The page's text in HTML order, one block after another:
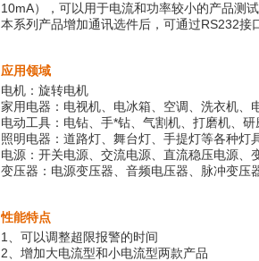
10mA），可以用于电流和功率较小的产品测试
本系列产品增加通讯选件后，可通过RS232
应用领域
电机：旋转电机
家用电器：电视机、电冰箱、空调、洗衣机、
电动工具：电钻、手*钻、气割机、打磨机、
照明电器：道路灯、舞台灯、手提灯等各种灯
电源：开关电源、交流电源、直流稳压电源、
变压器：电源变压器、音频电压器、脉冲变压
性能特点
1、可以调整超限报警的时间
2、增加大电流型和小电流型两款产品